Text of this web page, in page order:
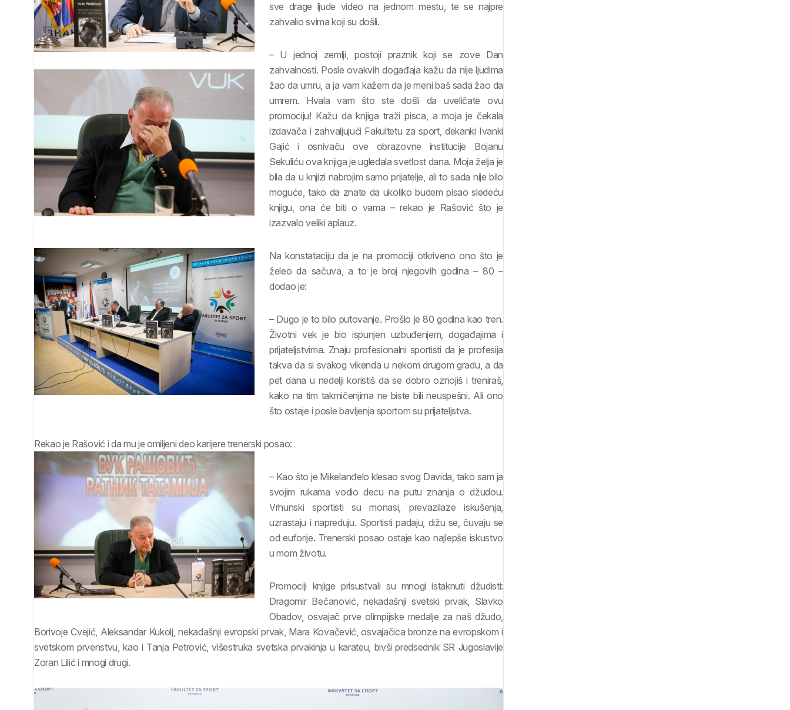
sve drage ljude video na jednom mestu, te se najpre
zahvalio svima koji su došli.
– U jednoj zemlji, postoji praznik koji se zove Dan
zahvalnosti. Posle ovakvih događaja kažu da nije ljudima
žao da umru, a ja vam kažem da je meni baš sada žao da
umrem. Hvala vam što ste došli da uveličate ovu
promociju! Kažu da knjiga traži pisca, a moja je čekala
izdavača i zahvaljujući Fakultetu za sport, dekanki Ivanki
Gajić i osnivaču ove obrazovne institucije Bojanu
Sekuliću ova knjiga je ugledala svetlost dana. Moja želja je
bila da u knjizi nabrojim samo prijatelje, ali to sada nije bilo
moguće, tako da znate da ukoliko budem pisao sledeću
knjigu, ona će biti o vama – rekao je Rašović što je
izazvalo veliki aplauz.
Na konstataciju da je na promociji otkriveno ono što je
želeo da sačuva, a to je broj njegovih godina – 80 –
dodao je:
– Dugo je to bilo putovanje. Prošlo je 80 godina kao tren.
Životni vek je bio ispunjen uzbuđenjem, događajima i
prijateljstvima. Znaju profesionalni sportisti da je profesija
takva da si svakog vikenda u nekom drugom gradu, a da
pet dana u nedelji koristiš da se dobro oznojiš i treniraš,
kako na tim takmičenjima ne biste bili neuspešni. Ali ono
što ostaje i posle bavljenja sportom su prijateljstva.
Rekao je Rašović i da mu je omiljeni deo karijere trenerski posao:
– Kao što je Mikelanđelo klesao svog Davida, tako sam ja
svojim rukama vodio decu na putu znanja o džudou.
Vrhunski sportisti su monasi, prevazilaze iskušenja,
uzrastaju i napreduju. Sportisti padaju, dižu se, čuvaju se
od euforije. Trenerski posao ostaje kao najlepše iskustvo
u mom životu.
Promociji knjige prisustvali su mnogi istaknuti džudisti:
Dragomir Bečanović, nekadašnji svetski prvak, Slavko
Obadov, osvajač prve olimpijske medalje za naš džudo,
Borivoje Cvejić, Aleksandar Kukolj, nekadašnji evropski prvak, Mara Kovačević, osvajačica bronze na evropskom i
svetskom prvenstvu, kao i Tanja Petrović, višestruka svetska prvakinja u karateu, bivši predsednik SR Jugoslavije
Zoran Lilić i mnogi drugi.